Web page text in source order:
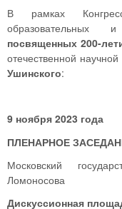
В рамках
образовательных
посвященных 200-
отечественной научной
Ушинского:
9 ноября 2023 года
ПЛЕНАРНОЕ
Московский
Ломоносова
Дискуссионная